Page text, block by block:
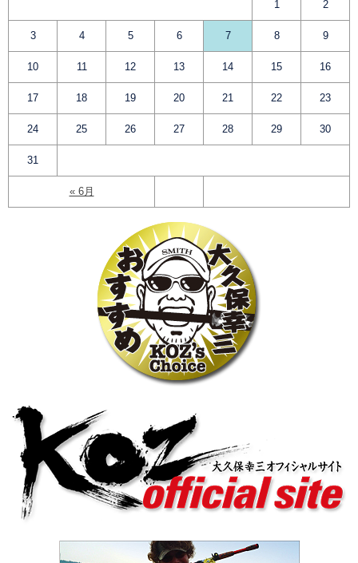
« 6月
1 2
3 4 5 6 7 8 9
10 11 12 13 14 15 16
17 18 19 20 21 22 23
24 25 26 27 28 29 30
31